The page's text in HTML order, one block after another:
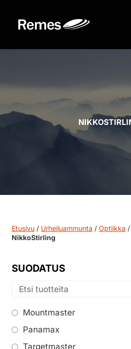
sisältöön
Etusivu / Urheiluammunta / Optiikka /
NikkoStirling
SUODATUS
Mountmaster
Panamax
Targetmaster